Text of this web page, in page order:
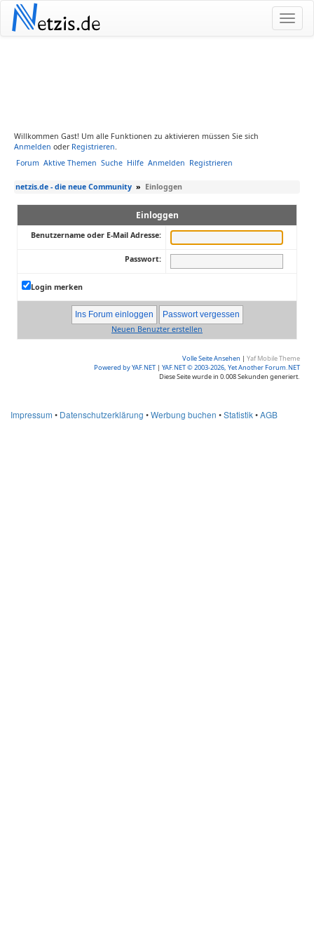
Netzis.de
Willkommen Gast! Um alle Funktionen zu aktivieren müssen Sie sich
Anmelden oder Registrieren.
Forum Aktive Themen Suche Hilfe Anmelden Registrieren
netzis.de - die neue Community » Einloggen
Einloggen
Benutzername oder E-Mail Adresse:
Passwort:
Login merken
Neuen Benuzter erstellen
Volle Seite Ansehen | Yaf Mobile Theme
Powered by YAF.NET | YAF.NET © 2003-2026, Yet Another Forum.NET
Diese Seite wurde in 0.008 Sekunden generiert.
Impressum • Datenschutzerklärung •Werbung buchen •Statistik•AGB